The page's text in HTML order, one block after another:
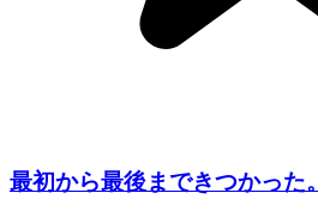
最初から最後まできつかった。